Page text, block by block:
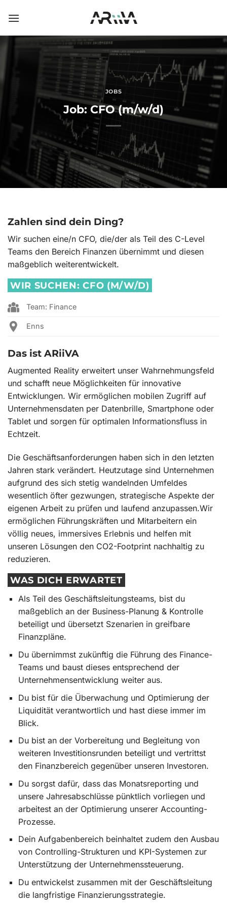
JOBS
Job: CFO (m/w/d)
Zahlen sind dein Ding?
Wir suchen eine/n CFO, die/der als Teil des C-Level
Teams den Bereich Finanzen übernimmt und diesen
maßgeblich weiterentwickelt.
WIR SUCHEN:CFO (M/W/D)
Team: Finance
Enns
Das ist ARiiVA
Augmented Reality erweitert unser Wahrnehmungsfeld
und schafft neue Möglichkeiten für innovative
Entwicklungen. Wir ermöglichen mobilen Zugriff auf
Unternehmensdaten per Datenbrille, Smartphone oder
Tablet und sorgen für optimalen Informationsfluss in
Echtzeit.
Die Geschäftsanforderungen haben sich in den letzten
Jahren stark verändert. Heutzutage sind Unternehmen
aufgrund des sich stetig wandelnden Umfeldes
wesentlich öfter gezwungen, strategische Aspekte der
eigenen Arbeit zu prüfen und laufend anzupassen.Wir
ermöglichen Führungskräften und Mitarbeitern ein
völlig neues, immersives Erlebnis und helfen mit
unseren Lösungen den CO2-Footprint nachhaltig zu
reduzieren.
WAS DICH ERWARTET
Als Teil des Geschäftsleitungsteams, bist du
maßgeblich an der Business-Planung & Kontrolle
beteiligt und übersetzt Szenarien in greifbare
Finanzpläne.
Du übernimmst zukünftig die Führung des Finance-
Teams und baust dieses entsprechend der
Unternehmensentwicklung weiter aus.
Du bist für die Überwachung und Optimierung der
Liquidität verantwortlich und hast diese immer im
Blick.
Du bist an der Vorbereitung und Begleitung von
weiteren Investitionsrunden beteiligt und vertrittst
den Finanzbereich gegenüber unseren Investoren.
Du sorgst dafür, dass das Monatsreporting und
unsere Jahresabschlüsse pünktlich vorliegen und
arbeitest an der Optimierung unserer Accounting-
Prozesse.
Dein Aufgabenbereich beinhaltet zudem den Ausbau
von Controlling-Strukturen und KPI-Systemen zur
Unterstützung der Unternehmenssteuerung.
Du entwickelst zusammen mit der Geschäftsleitung
die langfristige Finanzierungsstrategie.